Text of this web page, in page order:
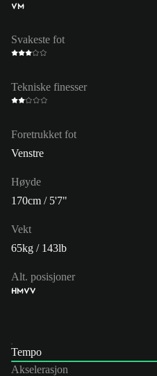
VM
Svakeste fot
Tekniske finesser
Foretrukket fot
Venstre
Høyde
170cm / 5'7"
Vekt
65kg / 143lb
Alt. posisjoner
HMVV
Tempo
Akselerasjon